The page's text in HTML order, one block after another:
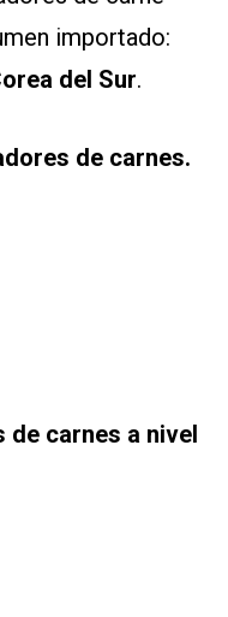
importado:
del Sur.
de carnes.
de carnes a nivel